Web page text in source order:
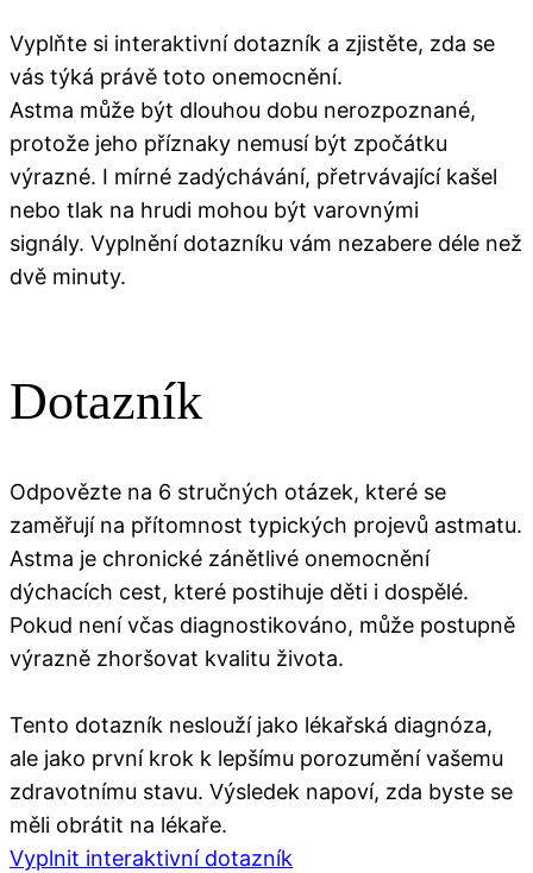
Vyplňte si interaktivní dotazník a zjistěte, zda se
vás týká právě toto onemocnění.
Astma může být dlouhou dobu nerozpoznané,
protože jeho příznaky nemusí být zpočátku
výrazné. I mírné zadýchávání, přetrvávající kašel
nebo tlak na hrudi mohou být varovnými
signály. Vyplnění dotazníku vám nezabere déle než
dvě minuty.
Dotazník
Odpovězte na 6 stručných otázek, které se
zaměřují na přítomnost typických projevů astmatu.
Astma je chronické zánětlivé onemocnění
dýchacích cest, které postihuje děti i dospělé.
Pokud není včas diagnostikováno, může postupně
výrazně zhoršovat kvalitu života.
Tento dotazník neslouží jako lékařská diagnóza,
ale jako první krok k lepšímu porozumění vašemu
zdravotnímu stavu. Výsledek napoví, zda byste se
měli obrátit na lékaře.
Vyplnit interaktivní dotazník